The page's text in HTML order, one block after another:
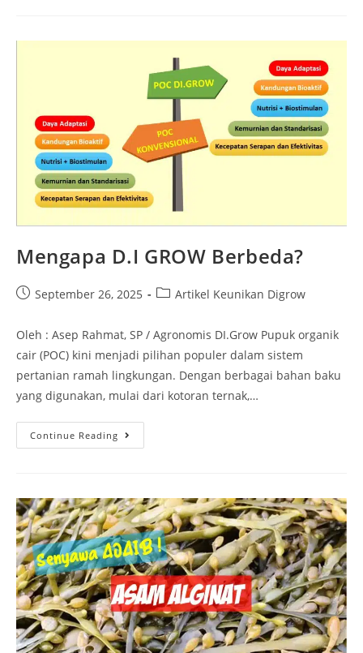
Mengapa D.I GROW Berbeda?
September 26, 2025 Artikel Keunikan Digrow
Oleh : Asep Rahmat, SP / Agronomis DI.Grow Pupuk organik
cair (POC) kini menjadi pilihan populer dalam sistem
pertanian ramah lingkungan. Dengan berbagai bahan baku
yang digunakan, mulai dari kotoran ternak,…
Continue Reading